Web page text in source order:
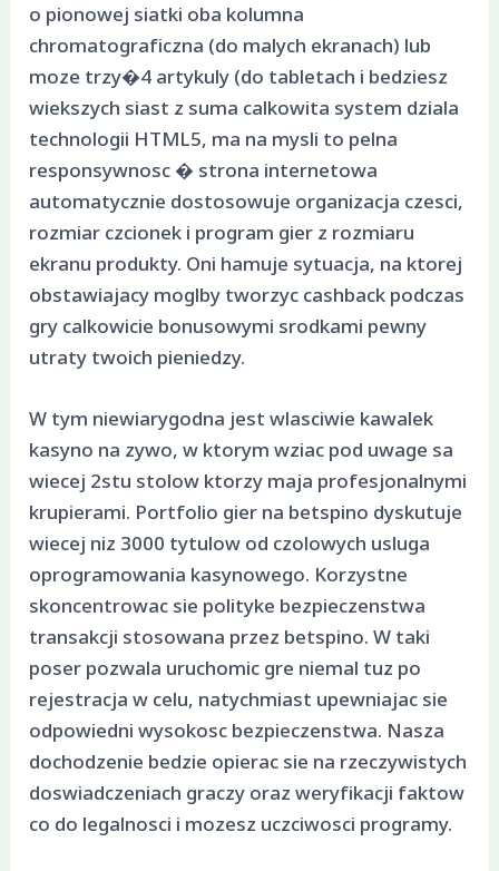
o pionowej siatki oba kolumna
chromatograficzna (do malych ekranach) lub
moze trzy�4 artykuly (do tabletach i bedziesz
wiekszych siast z suma calkowita system dziala
technologii HTML5, ma na mysli to pelna
responsywnosc � strona internetowa
automatycznie dostosowuje organizacja czesci,
rozmiar czcionek i program gier z rozmiaru
ekranu produkty. Oni hamuje sytuacja, na ktorej
obstawiajacy moglby tworzyc cashback podczas
gry calkowicie bonusowymi srodkami pewny
utraty twoich pieniedzy.
W tym niewiarygodna jest wlasciwie kawalek
kasyno na zywo, w ktorym wziac pod uwage sa
wiecej 2stu stolow ktorzy maja profesjonalnymi
krupierami. Portfolio gier na betspino dyskutuje
wiecej niz 3000 tytulow od czolowych usluga
oprogramowania kasynowego. Korzystne
skoncentrowac sie polityke bezpieczenstwa
transakcji stosowana przez betspino. W taki
poser pozwala uruchomic gre niemal tuz po
rejestracja w celu, natychmiast upewniajac sie
odpowiedni wysokosc bezpieczenstwa. Nasza
dochodzenie bedzie opierac sie na rzeczywistych
doswiadczeniach graczy oraz weryfikacji faktow
co do legalnosci i mozesz uczciwosci programy.